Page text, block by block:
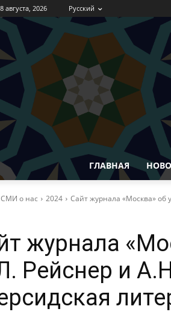
августа, 2026 Русский
ГЛАВНАЯ
СМИ о нас 2024 Сайт журнала «Москва» об
журнала
Рейснер и